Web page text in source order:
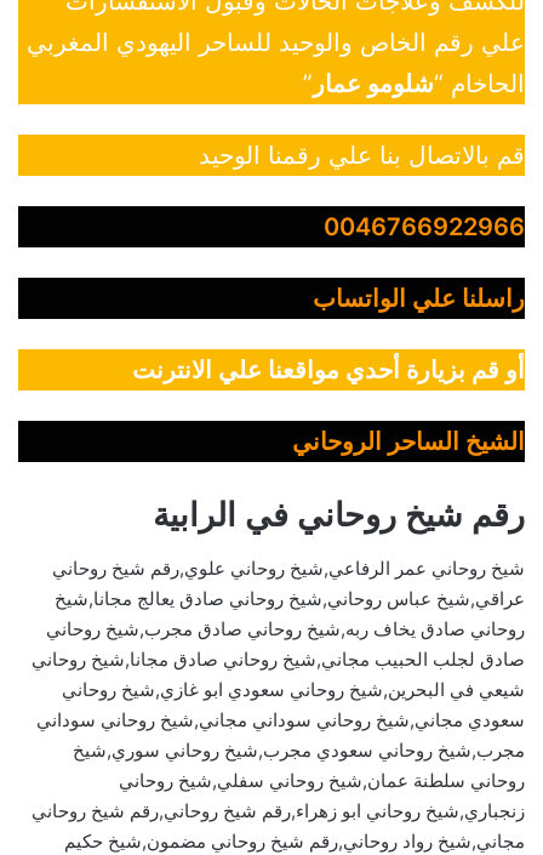
علي رقم الخاص والوحيد للساحر اليهودي المغربي
الحاخام “شلومو عمار ”
قم بالاتصال بنا علي رقمنا الوحيد
0046766922966
راسلنا علي الواتساب
أو قم بزيارة أحدي مواقعنا علي الانترنت
الشيخ الساحر الروحاني
رقم شيخ روحاني في الرابية
شيخ روحاني عمر الرفاعي,شيخ روحاني علوي,رقم شيخ روحاني
عراقي,شيخ عباس روحاني,شيخ روحاني صادق يعالج مجانا,شيخ
روحاني صادق يخاف ربه,شيخ روحاني صادق مجرب,شيخ روحاني
صادق لجلب الحبيب مجاني,شيخ روحاني صادق مجانا,شيخ روحاني
شيعي في البحرين,شيخ روحاني سعودي ابو غازي,شيخ روحاني
سعودي مجاني,شيخ روحاني سوداني مجاني,شيخ روحاني سوداني
مجرب,شيخ روحاني سعودي مجرب,شيخ روحاني سوري,شيخ
روحاني سلطنة عمان,شيخ روحاني سفلي,شيخ روحاني
زنجباري,شيخ روحاني ابو زهراء,رقم شيخ روحاني,رقم شيخ روحاني
مجاني,شيخ رواد روحاني,رقم شيخ روحاني مضمون,شيخ حكيم